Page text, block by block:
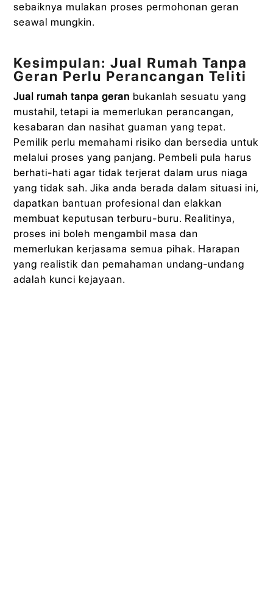
sebaiknya mulakan proses permohonan geran
seawal mungkin.
Kesimpulan: Jual Rumah Tanpa
Geran Perlu Perancangan Teliti
Jual rumah tanpa geran bukanlah sesuatu yang
mustahil, tetapi ia memerlukan perancangan,
kesabaran dan nasihat guaman yang tepat.
Pemilik perlu memahami risiko dan bersedia untuk
melalui proses yang panjang. Pembeli pula harus
berhati-hati agar tidak terjerat dalam urus niaga
yang tidak sah. Jika anda berada dalam situasi ini,
dapatkan bantuan profesional dan elakkan
membuat keputusan terburu-buru. Realitinya,
proses ini boleh mengambil masa dan
memerlukan kerjasama semua pihak. Harapan
yang realistik dan pemahaman undang-undang
adalah kunci kejayaan.